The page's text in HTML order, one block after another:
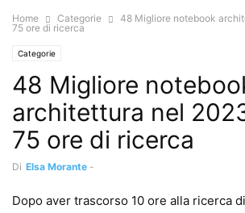
Home Categorie
48 Migliore notebook
75 ore di ricerca
Categorie
48 Migliore
architettura nel
75 ore di ricerca
Di Elsa Morante -
Dopo aver trascorso 10 ore alla ricerca